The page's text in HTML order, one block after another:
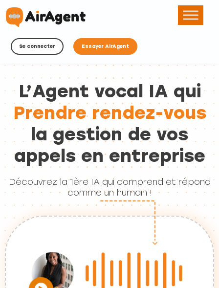
Se connecter Essayer AirAgent
L’Agent vocal IA qui
Prendre rendez-vous
la gestion de vos
appels en entreprise
Découvrez la 1ère IA qui comprend et répond
comme un humain !